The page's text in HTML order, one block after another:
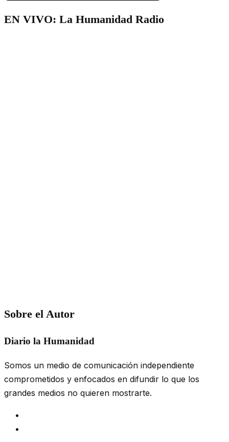
EN VIVO: La Humanidad Radio
Sobre el Autor
Diario la Humanidad
Somos un medio de comunicación independiente
comprometidos y enfocados en difundir lo que los
grandes medios no quieren mostrarte.